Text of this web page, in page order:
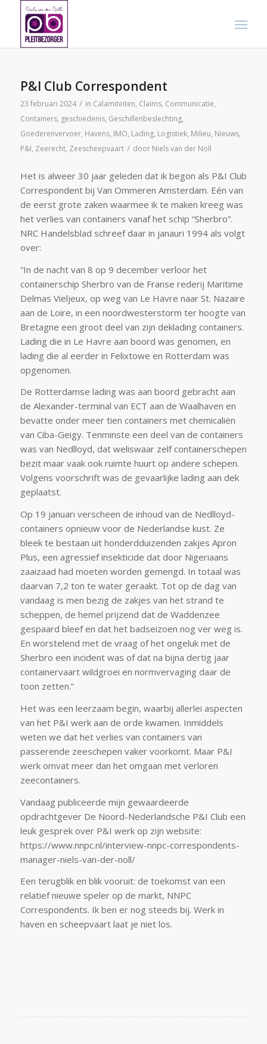
P&I Club Correspondent
23 februari 2024 / in Calamiteiten, Claims, Communicatie,
Containers, geschiedenis, Geschillenbeslechting,
Goederenvervoer, Havens, IMO, Lading, Logistiek, Milieu, Nieuws,
P&I, Zeerecht, Zeescheepvaart / door Niels van der Noll
Het is alweer 30 jaar geleden dat ik begon als P&I Club
Correspondent bij Van Ommeren Amsterdam. Eén van
de eerst grote zaken waarmee ik te maken kreeg was
het verlies van containers vanaf het schip “Sherbro”.
NRC Handelsblad schreef daar in janauri 1994 als volgt
over:
“In de nacht van 8 op 9 december verloor het
containerschip Sherbro van de Franse rederij Maritime
Delmas Vieljeux, op weg van Le Havre naar St. Nazaire
aan de Loire, in een noordwesterstorm ter hoogte van
Bretagne een groot deel van zijn deklading containers.
Lading die in Le Havre aan boord was genomen, en
lading die al eerder in Felixtowe en Rotterdam was
opgenomen.
De Rotterdamse lading was aan boord gebracht aan
de Alexander-terminal van ECT aan de Waalhaven en
bevatte onder meer tien containers met chemicaliën
van Ciba-Geigy. Tenminste een deel van de containers
was van Nedlloyd, dat weliswaar zelf containerschepen
bezit maar vaak ook ruimte huurt op andere schepen.
Volgens voorschrift was de gevaarlijke lading aan dek
geplaatst.
Op 19 januari verscheen de inhoud van de Nedlloyd-
containers opnieuw voor de Nederlandse kust. Ze
bleek te bestaan uit honderdduizenden zakjes Apron
Plus, een agressief insekticide dat door Nigeriaans
zaaizaad had moeten worden gemengd. In totaal was
daarvan 7,2 ton te water geraakt. Tot op de dag van
vandaag is men bezig de zakjes van het strand te
scheppen, de hemel prijzend dat de Waddenzee
gespaard bleef en dat het badseizoen nog ver weg is.
En worstelend met de vraag of het ongeluk met de
Sherbro een incident was of dat na bijna dertig jaar
containervaart wildgroei en normvervaging daar de
toon zetten.”
Het was een leerzaam begin, waarbij allerlei aspecten
van het P&I werk aan de orde kwamen. Inmiddels
weten we dat het verlies van containers van
passerende zeeschepen vaker voorkomt. Maar P&I
werk omvat meer dan het omgaan met verloren
zeecontainers.
Vandaag publiceerde mijn gewaardeerde
opdrachtgever De Noord-Nederlandsche P&I Club een
leuk gesprek over P&I werk op zijn website:
https://www.nnpc.nl/interview-nnpc-correspondents-
manager-niels-van-der-noll/
Een terugblik en blik vooruit: de toekomst van een
relatief nieuwe speler op de markt, NNPC
Correspondents. Ik ben er nog steeds bij. Werk in
haven en scheepvaart laat je niet los.